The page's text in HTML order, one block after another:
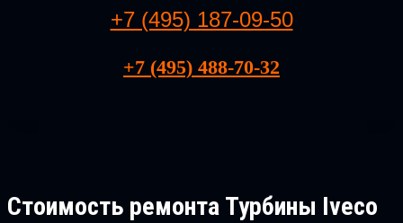
+7 (495) 187-09-50
+7 (495) 488-70-32
Стоимость ремонта Турбины Iveco